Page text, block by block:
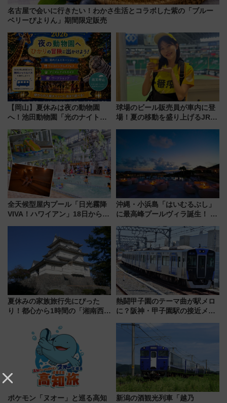
名古屋で会いに行きたい！わかさ生活とコラボした紫の「ブルー
ベリーぴよりん」期間限定販売
【岡山】夏休みは夜の動物園
へ！池田動物園「光のナイトズ
な夜
球場のビール販売員が車内に登
場！夏の移動を盛り上げるJR九
月7日限定 ソフトバンクホーク
全天候型屋内プール「日光霧降
VIVA！ハワイアン」18日から営
ァミリーから大人まで幅広い世
代が一日中楽しる夏のリゾート
沖縄・小浜島「はいむるぶし」
に最高峰プールヴィラ誕生！ 石
美旅「何もしない贅沢」を体験
してみない？
夏休みの家族旅行先にぴった
り！都心から1時間の「湘南西エ
島とは異なる魅力を持つ今夏の
注目スポット
熱闘甲子園のテーマ曲が駅メロ
に？阪神・甲子園駅の接近メロ
谷実アレンジの特別仕様へ、8月
5日始発から
ポケモン「ヌオー」と巡る高知
新潟の酒観光列車「越乃